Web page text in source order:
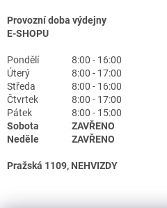
Provozní doba výdejny
E-SHOPU
Pondělí
8:00 - 16:00
Úterý
8:00 - 17:00
Středa
8:00 - 16:00
Čtvrtek
8:00 - 17:00
Pátek
8:00 - 15:00
Sobota
ZAVŘENO
Neděle
ZAVŘENO
Pražská 1109, NEHVIZDY